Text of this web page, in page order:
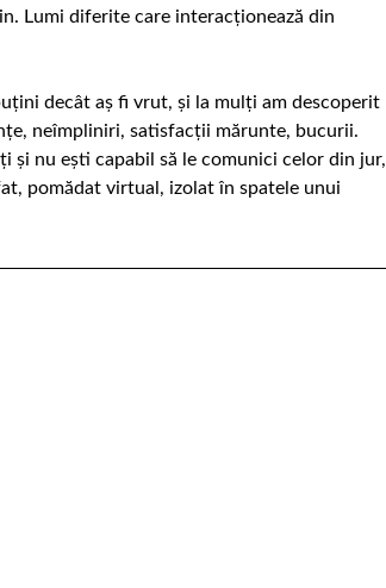
Lumi diferite care interacționează din
decât aș fi vrut, și la mulți am descoperit
neîmpliniri, satisfacții mărunte, bucurii.
și nu ești capabil să le comunici celor din jur,
pomădat virtual, izolat în spatele unui